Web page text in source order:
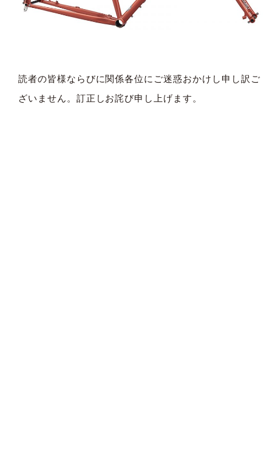
読者の皆様ならびに関係各位にご迷惑おかけし申し訳ご
ざいません。訂正しお詫び申し上げます。